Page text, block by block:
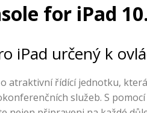
for iPad
iPad určený k
atraktivní řídící jednotku,
služeb. S pomocí